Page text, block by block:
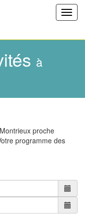
à
proche
programme des